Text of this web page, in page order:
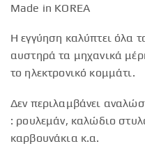
Made in KOREA
Η εγγύηση καλύπτει όλα
αυστηρά τα μηχανικά
το ηλεκτρονικό κομμάτι.
Δεν περιλαμβάνει
: ρουλεμάν, καλώδιο
καρβουνάκια κ.α.